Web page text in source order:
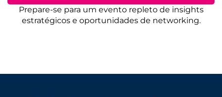
Prepare-se para um evento repleto de insights
estratégicos e oportunidades de networking.